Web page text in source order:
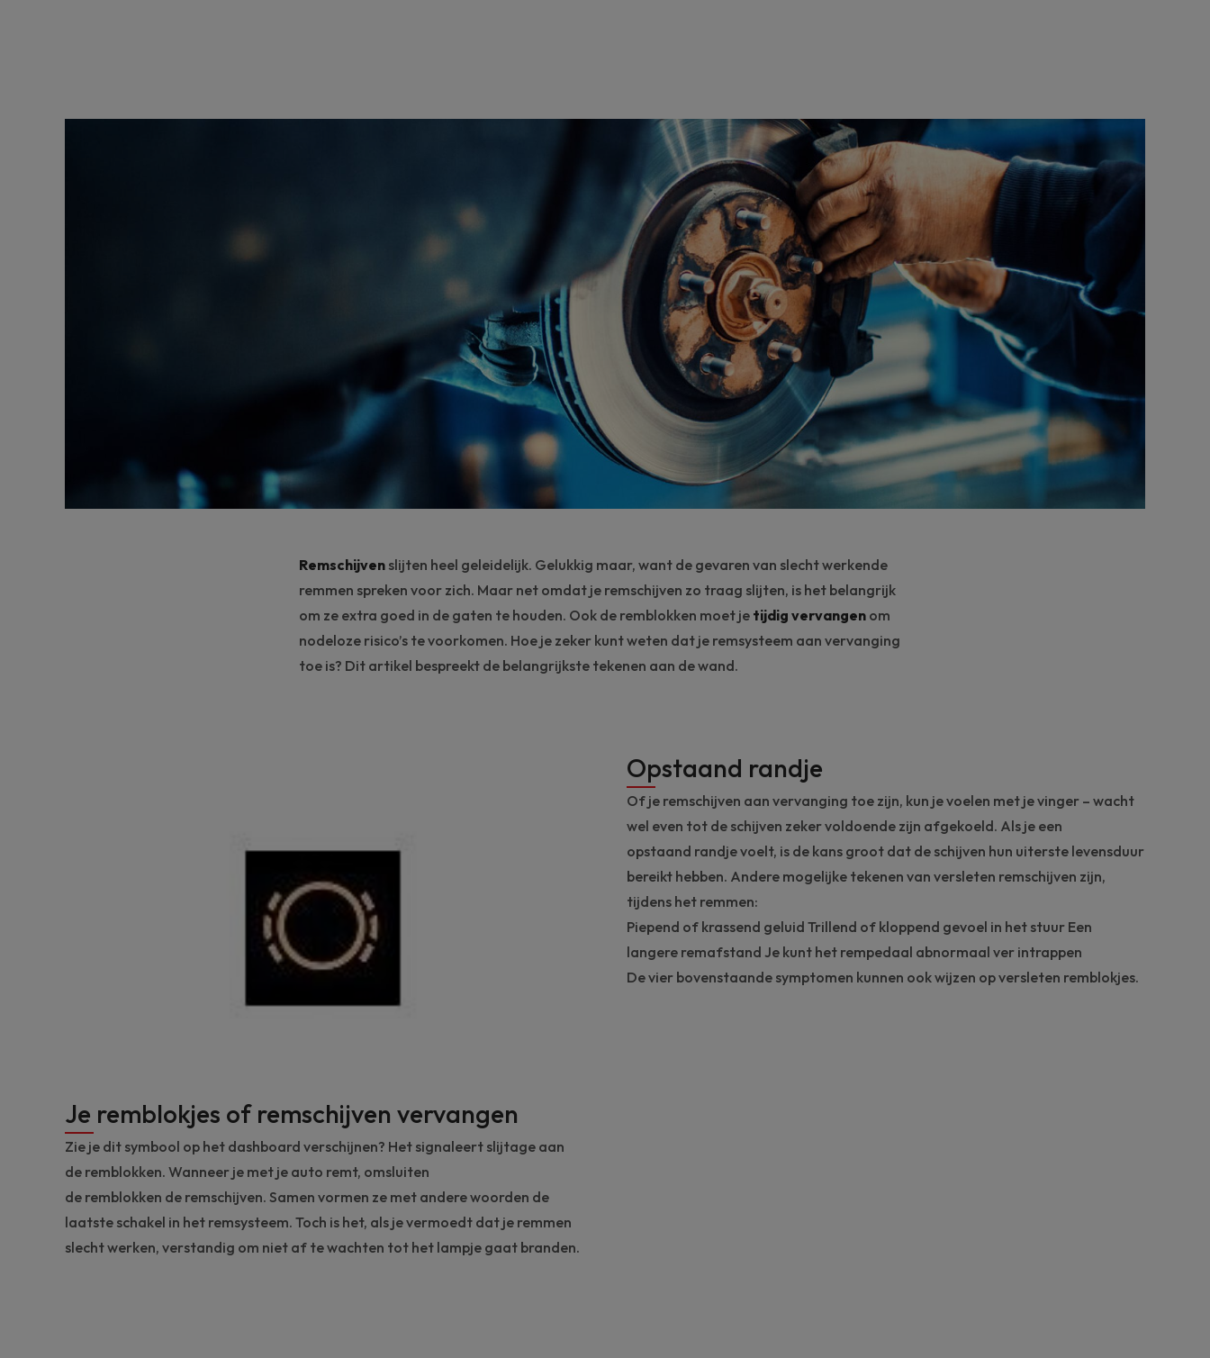
Remschijven slijten heel geleidelijk. Gelukkig maar, want de gevaren van slecht werkende
remmen spreken voor zich. Maar net omdat je remschijven zo traag slijten, is het belangrijk
om ze extra goed in de gaten te houden. Ook de remblokken moet je tijdig vervangen om
nodeloze risico’s te voorkomen. Hoe je zeker kunt weten dat je remsysteem aan vervanging
toe is? Dit artikel bespreekt de belangrijkste tekenen aan de wand.
Je remblokjes of remschijven vervangen
Zie je dit symbool op het dashboard verschijnen? Het signaleert slijtage aan
de remblokken. Wanneer je met je auto remt, omsluiten
de remblokken de remschijven. Samen vormen ze met andere woorden de
laatste schakel in het remsysteem. Toch is het, als je vermoedt dat je remmen
slecht werken, verstandig om niet af te wachten tot het lampje gaat branden.
Opstaand randje
Of je remschijven aan vervanging toe zijn, kun je voelen met je vinger – wacht
wel even tot de schijven zeker voldoende zijn afgekoeld. Als je een
opstaand randje voelt, is de kans groot dat de schijven hun uiterste levensduur
bereikt hebben. Andere mogelijke tekenen van versleten remschijven zijn,
tijdens het remmen:
Piepend of krassend geluid Trillend of kloppend gevoel in het stuur Een
langere remafstand Je kunt het rempedaal abnormaal ver intrappen
De vier bovenstaande symptomen kunnen ook wijzen op versleten remblokjes.